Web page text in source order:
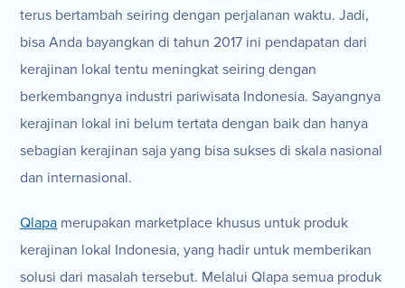
terus bertambah seiring dengan perjalanan waktu. Jadi,
bisa Anda bayangkan di tahun 2017 ini pendapatan dari
kerajinan lokal tentu meningkat seiring dengan
berkembangnya industri pariwisata Indonesia. Sayangnya
kerajinan lokal ini belum tertata dengan baik dan hanya
sebagian kerajinan saja yang bisa sukses di skala nasional
dan internasional.
Qlapa merupakan marketplace khusus untuk produk
kerajinan lokal Indonesia, yang hadir untuk memberikan
solusi dari masalah tersebut. Melalui Qlapa semua produk